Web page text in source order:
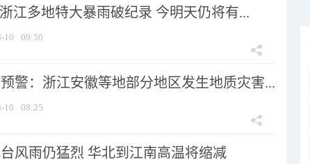
江多地特大暴雨破纪录 今明天仍将有...
10 09:50
警：浙江安徽等地部分地区发生地质灾害...
10 08:25
风雨仍猛烈 华北到江南高温将缩减